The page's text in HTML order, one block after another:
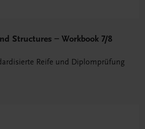
Structures – Workbook 7/8
Reife und Diplomprüfung